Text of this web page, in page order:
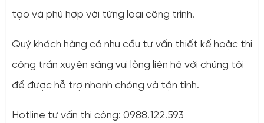
tạo và phù hợp với từng loại công trình.
Quý khách hàng có nhu cầu tư vấn thiết kế hoặc thi
công trần xuyên sáng vui lòng liên hệ với chúng tôi
để được hỗ trợ nhanh chóng và tận tình.
Hotline tư vấn thi công: 0988.122.593